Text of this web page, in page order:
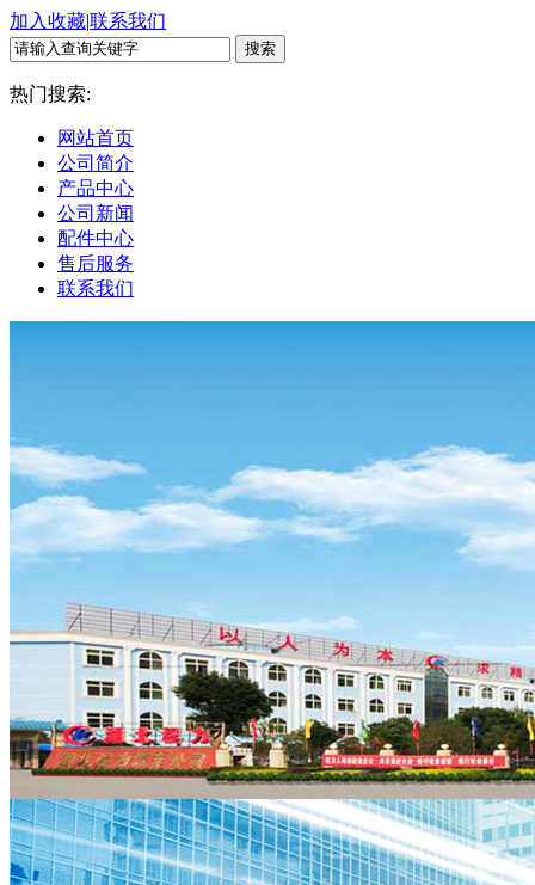
加入收藏|联系我们
热门搜索:
网站首页
公司简介
产品中心
公司新闻
配件中心
售后服务
联系我们